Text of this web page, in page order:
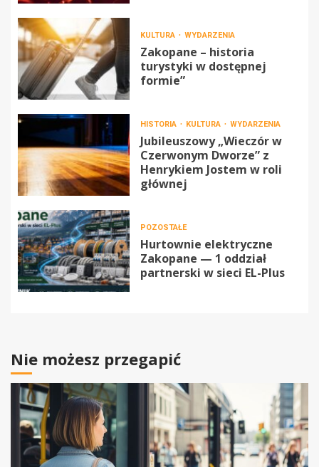
KULTURA WYDARZENIA
Zakopane – historia
turystyki w dostępnej
formie”
HISTORIA KULTURA WYDARZENIA
Jubileuszowy „Wieczór w
Czerwonym Dworze” z
Henrykiem Jostem w roli
głównej
POZOSTAŁE
Hurtownie elektryczne
Zakopane — 1 oddział
partnerski w sieci EL-Plus
Nie możesz przegapić